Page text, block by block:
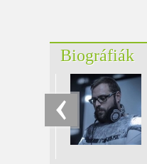
Biográfiák